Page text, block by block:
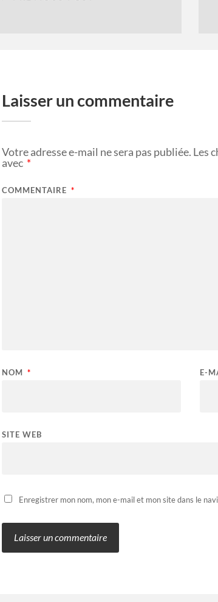
Laisser un commentaire
Votre adresse e-mail ne sera pas publiée. Les
avec *
COMMENTAIRE *
NOM * E-
SITE WEB
Enregistrer mon nom, mon e-mail et mon site dans le